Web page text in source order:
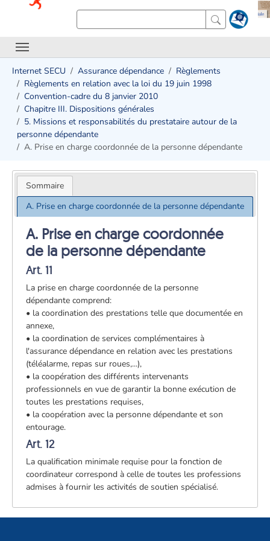
Internet SECU Assurance dépendance
Règlements
Règlements en relation avec la loi du 19 juin 1998
Convention-cadre du 8 janvier 2010
Chapitre III. Dispositions générales
5. Missions et responsabilités du prestataire autour de la
personne dépendante
A. Prise en charge coordonnée de la personne dépendante
Sommaire
A. Prise en charge coordonnée de la personne dépendante
A. Prise en charge coordonnée
de la personne dépendante
Art. 11
La prise en charge coordonnée de la personne
dépendante comprend:
• la coordination des prestations telle que documentée en
annexe,
• la coordination de services complémentaires à
l'assurance dépendance en relation avec les prestations
(téléalarme, repas sur roues,...),
• la coopération des différents intervenants
professionnels en vue de garantir la bonne exécution de
toutes les prestations requises,
• la coopération avec la personne dépendante et son
entourage.
Art. 12
La qualification minimale requise pour la fonction de
coordinateur correspond à celle de toutes les professions
admises à fournir les activités de soutien spécialisé.